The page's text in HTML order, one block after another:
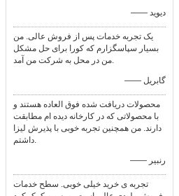
—— دیوید
یک تجربه خدمات پس از فروش عالی. من
بسیار سپاسگزارم که کورا برای حل مشکل
من در محل به شرکت من آمد.
—— گابریل
محصولات دریافت شده فوق العاده هستند و
با محصولاتی که در کارخانه دیده ام مطابقت
دارند. من همچنین تجربه خوبی با پذیرش لیزا
داشتم.
—— رنبير
تجربه ی خرید خیلی خوبی. سطح خدمات